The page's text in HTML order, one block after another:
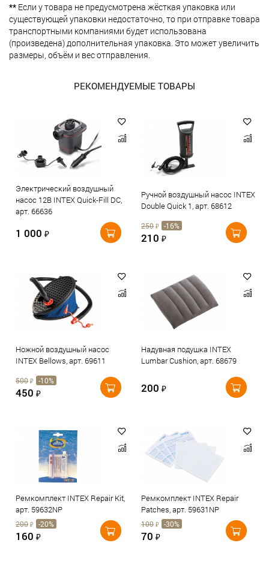
** Если у товара не предусмотрена жёсткая упаковка или
существующей упаковки недостаточно, то при отправке товара
транспортными компаниями будет использована
(произведена) дополнительная упаковка. Это может увеличить
размеры, объём и вес отправления.
РЕКОМЕНДУЕМЫЕ ТОВАРЫ
Электрический воздушный
насос 12В INTEX Quick-Fill DC,
арт. 66636
1 000 ₽
Ручной воздушный насос INTEX
Double Quick 1, арт. 68612
250 ₽ -16%
210 ₽
Ножной воздушный насос
INTEX Bellows, арт. 69611
500 ₽ -10%
450 ₽
Надувная подушка INTEX
Lumbar Cushion, арт. 68679
200 ₽
Ремкомплект INTEX Repair Kit,
арт. 59632NP
200 ₽ -20%
160 ₽
Ремкомплект INTEX Repair
Patches, арт. 59631NP
100 ₽ -30%
70 ₽